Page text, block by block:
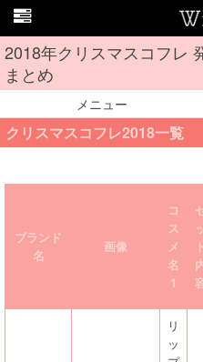
2018年クリスマスコフレ
まとめ
メニュー
クリスマスコフレ2018一覧
ブランド
名
画像
コ
ス
メ
名
1
ト
リ
ッ